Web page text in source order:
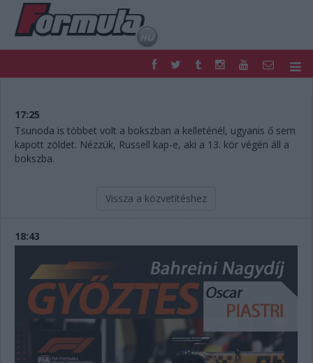
FORMULA
NEMZETKÖZI
HAZAI
RETRO
EGYÉB
PODCAST
PONTÁLLÁSOK
17:25
Tsunoda is többet volt a bokszban a kelleténél, ugyanis ő sem
kapott zöldet. Nézzük, Russell kap-e, aki a 13. kör végén áll a
bokszba.
Vissza a közvetítéshez
18:43